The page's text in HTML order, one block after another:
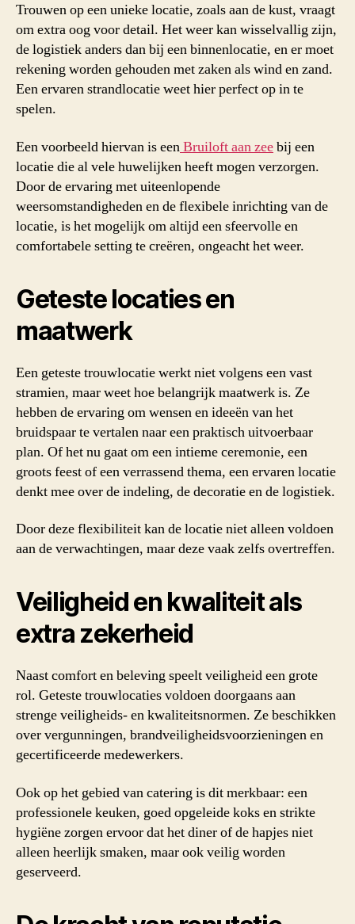
Trouwen op een unieke locatie, zoals aan de kust, vraagt
om extra oog voor detail. Het weer kan wisselvallig zijn,
de logistiek anders dan bij een binnenlocatie, en er moet
rekening worden gehouden met zaken als wind en zand.
Een ervaren strandlocatie weet hier perfect op in te
spelen.
Een voorbeeld hiervan is eenBruiloft aan zeebij een
locatie die al vele huwelijken heeft mogen verzorgen.
Door de ervaring met uiteenlopende
weersomstandigheden en de flexibele inrichting van de
locatie, is het mogelijk om altijd een sfeervolle en
comfortabele setting te creëren, ongeacht het weer.
Geteste locaties en
maatwerk
Een geteste trouwlocatie werkt niet volgens een vast
stramien, maar weet hoe belangrijk maatwerk is. Ze
hebben de ervaring om wensen en ideeën van het
bruidspaar te vertalen naar een praktisch uitvoerbaar
plan. Of het nu gaat om een intieme ceremonie, een
groots feest of een verrassend thema, een ervaren locatie
denkt mee over de indeling, de decoratie en de logistiek.
Door deze flexibiliteit kan de locatie niet alleen voldoen
aan de verwachtingen, maar deze vaak zelfs overtreffen.
Veiligheid en kwaliteit als
extra zekerheid
Naast comfort en beleving speelt veiligheid een grote
rol. Geteste trouwlocaties voldoen doorgaans aan
strenge veiligheids- en kwaliteitsnormen. Ze beschikken
over vergunningen, brandveiligheidsvoorzieningen en
gecertificeerde medewerkers.
Ook op het gebied van catering is dit merkbaar: een
professionele keuken, goed opgeleide koks en strikte
hygiëne zorgen ervoor dat het diner of de hapjes niet
alleen heerlijk smaken, maar ook veilig worden
geserveerd.